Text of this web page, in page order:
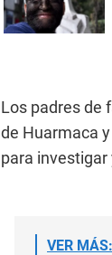
Los padres de
de Huarmaca
para investigar
VER